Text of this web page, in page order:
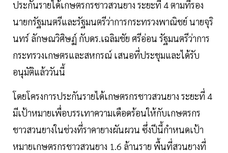
ประกันรายได้เกษตรกรชาวสวนยาง ระยะที่ 4 ตามที่รอง
นายกรัฐมนตรีและรัฐมนตรีว่าการกระทรวงพาณิชย์ นายจุริ
นทร์ ลักษณวิศิษฏ์ กับดร.เฉลิมชัย ศรีอ่อน รัฐมนตรีว่าการ
กระทรวงเกษตรและสหกรณ์ เสนอที่ประชุมและได้รับ
อนุมัติแล้ววันนี้
โดยโครงการประกันรายได้เกษตรกรชาวสวนยาง ระยะที่ 4
มีเป้าหมายเพื่อบรรเทาความเดือดร้อนให้กับเกษตรกร
ชาวสวนยางในช่วงที่ราคายางผันผวน ซึ่งปีนี้กำหนดเป้า
หมายเกษตรกรชาวสวนยาง 1.6 ล้านราย พื้นที่สวนยางที่